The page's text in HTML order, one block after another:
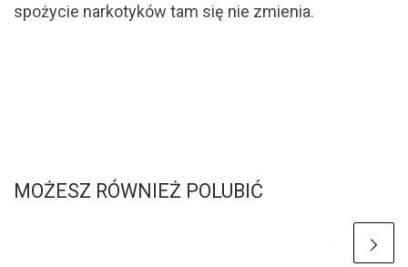
spożycie narkotyków tam się nie zmienia.
MOŻESZ RÓWNIEŻ POLUBIĆ